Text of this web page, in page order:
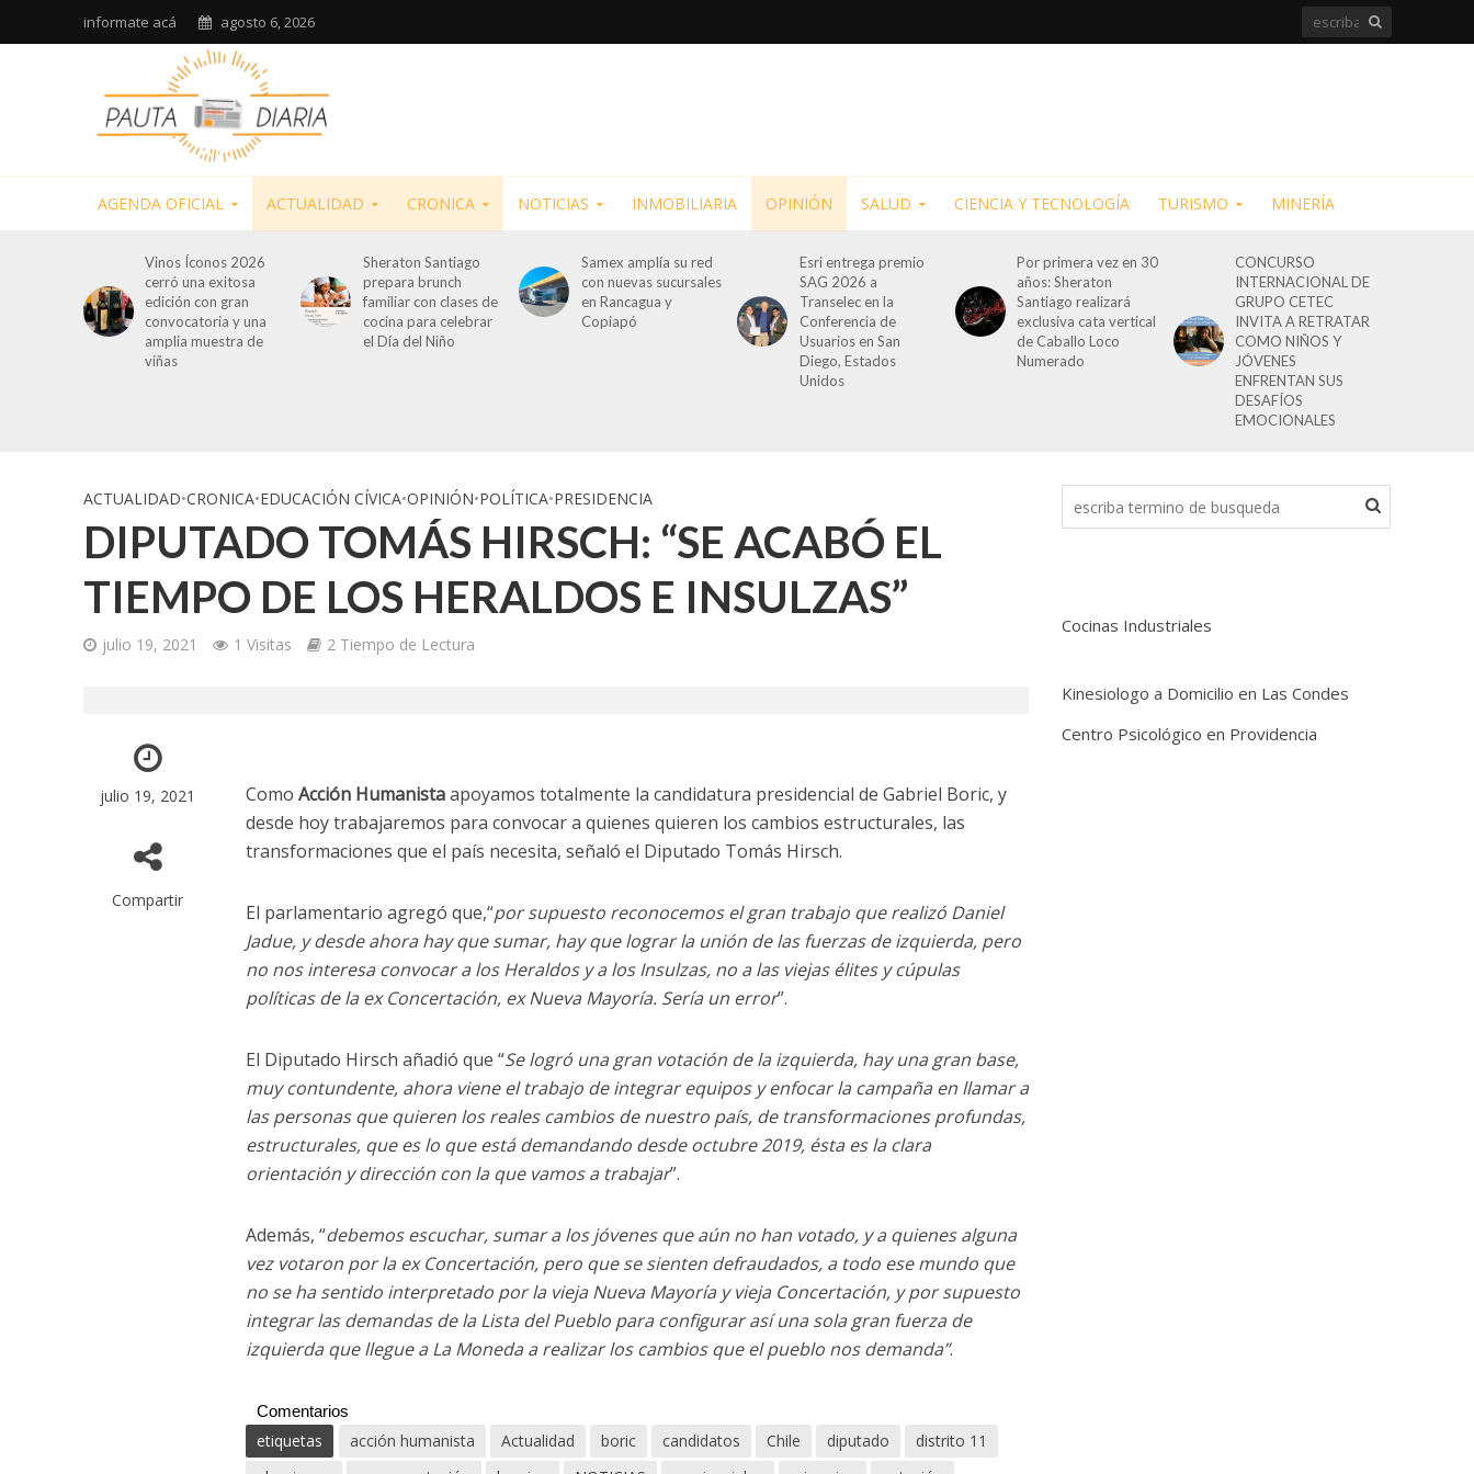
informate acá agosto 6, 2026
AGENDA OFICIAL ACTUALIDAD CRONICA NOTICIAS INMOBILIARIA OPINIÓN SALUD CIENCIA Y TECNOLOGÍA TURISMO MINERÍA
Vinos Íconos 2026
cerró una exitosa
edición con gran
convocatoria y una
amplia muestra de
viñas
Sheraton Santiago
prepara brunch
familiar con clases de
cocina para celebrar
el Día del Niño
Samex amplía su red
con nuevas sucursales
en Rancagua y
Copiapó
Esri entrega premio
SAG 2026 a
Transelec en la
Conferencia de
Usuarios en San
Diego, Estados
Unidos
Por primera vez en 30
años: Sheraton
Santiago realizará
exclusiva cata vertical
de Caballo Loco
Numerado
CONCURSO
INTERNACIONAL DE
GRUPO CETEC
INVITA A RETRATAR
COMO NIÑOS Y
JÓVENES
ENFRENTAN SUS
DESAFÍOS
EMOCIONALES
ACTUALIDAD•CRONICA•EDUCACIÓN CÍVICA•OPINIÓN•POLÍTICA•PRESIDENCIA
DIPUTADO TOMÁS HIRSCH: “SE ACABÓ EL
TIEMPO DE LOS HERALDOS E INSULZAS”
julio 19, 2021 1 Visitas 2 Tiempo de Lectura
julio 19, 2021
Compartir
ComoAcción Humanistaapoyamos totalmente la candidatura presidencial de Gabriel Boric, y
desde hoy trabajaremos para convocar a quienes quieren los cambios estructurales, las
transformaciones que el país necesita, señaló el Diputado Tomás Hirsch.
El parlamentario agregó que,“por supuesto reconocemos el gran trabajo que realizó Daniel
Jadue, y desde ahora hay que sumar, hay que lograr la unión de las fuerzas de izquierda, pero
no nos interesa convocar a los Heraldos y a los Insulzas, no a las viejas élites y cúpulas
políticas de la ex Concertación, ex Nueva Mayoría. Sería un error”.
El Diputado Hirsch añadió que “Se logró una gran votación de la izquierda, hay una gran base,
muy contundente, ahora viene el trabajo de integrar equipos y enfocar la campaña en llamar a
las personas que quieren los reales cambios de nuestro país, de transformaciones profundas,
estructurales, que es lo que está demandando desde octubre 2019, ésta es la clara
orientación y dirección con la que vamos a trabajar”.
Además, “debemos escuchar, sumar a los jóvenes que aún no han votado, y a quienes alguna
vez votaron por la ex Concertación, pero que se sienten defraudados, a todo ese mundo que
no se ha sentido interpretado por la vieja Nueva Mayoría y vieja Concertación, y por supuesto
integrar las demandas de la Lista del Pueblo para configurar así una sola gran fuerza de
izquierda que llegue a La Moneda a realizar los cambios que el pueblo nos demanda”.
Comentarios
etiquetas acción humanista Actualidad boric candidatos Chile diputado
distrito 11
Cocinas Industriales
Kinesiologo a Domicilio en Las Condes
Centro Psicológico en Providencia